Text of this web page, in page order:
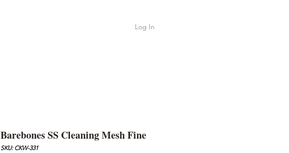
Log In
Barebones SS Cleaning Mesh Fine
SKU: CKW-331